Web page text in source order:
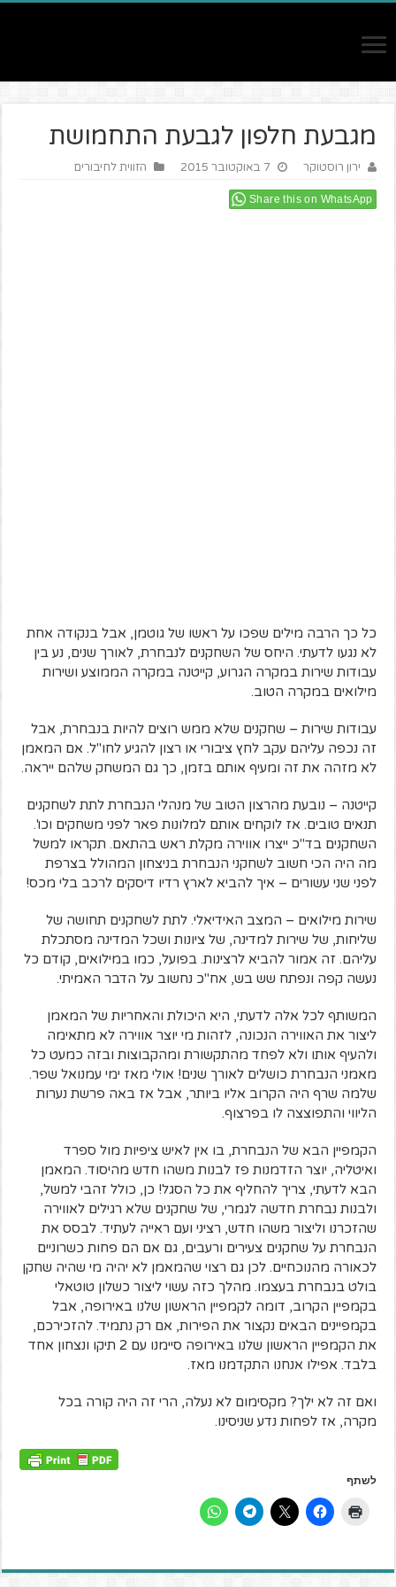
מגבעת חלפון לגבעת התחמושת
ירון רוסטוקר 7 באוקטובר 2015 הזווית לחיבורים
Share this on WhatsApp
כל כך הרבה מילים שפכו על ראשו של גוטמן, אבל בנקודה אחת
לא נגעו לדעתי. היחס של השחקנים לנבחרת, לאורך שנים, נע בין
עבודות שירות במקרה הגרוע, קייטנה במקרה הממוצע ושירות
מילואים במקרה הטוב.
עבודות שירות – שחקנים שלא ממש רוצים להיות בנבחרת, אבל
זה נכפה עליהם עקב לחץ ציבורי או רצון להגיע לחו"ל. אם המאמן
לא מזהה את זה ומעיף אותם בזמן, כך גם המשחק שלהם ייראה.
קייטנה – נובעת מהרצון הטוב של מנהלי הנבחרת לתת לשחקנים
תנאים טובים. אז לוקחים אותם למלונות פאר לפני משחקים וכו'.
השחקנים בד"כ ייצרו אווירה מקלת ראש בהתאם. תקראו למשל
מה היה הכי חשוב לשחקני הנבחרת בניצחון המהולל בצרפת
לפני שני עשורים – איך להביא לארץ רדיו דיסקים לרכב בלי מכס!
שירות מילואים – המצב האידיאלי. לתת לשחקנים תחושה של
שליחות, של שירות למדינה, של ציונות ושכל המדינה מסתכלת
עליהם. זה אמור להביא לרצינות. בפועל, כמו במילואים, קודם כל
נעשה קפה ונפתח שש בש, אח"כ נחשוב על הדבר האמיתי.
המשותף לכל אלה לדעתי, היא היכולת והאחריות של המאמן
ליצור את האווירה הנכונה, לזהות מי יוצר אווירה לא מתאימה
ולהעיף אותו ולא לפחד מהתקשורת ומהקבוצות ובזה כמעט כל
מאמני הנבחרת כושלים לאורך שנים! אולי מאז ימי עמנואל שפר.
שלמה שרף היה הקרוב אליו ביותר, אבל אז באה פרשת נערות
הליווי והתפוצצה לו בפרצוף.
הקמפיין הבא של הנבחרת, בו אין לאיש ציפיות מול ספרד
ואיטליה, יוצר הזדמנות פז לבנות משהו חדש מהיסוד. המאמן
הבא לדעתי, צריך להחליף את כל הסגל! כן, כולל זהבי למשל,
ולבנות נבחרת חדשה לגמרי, של שחקנים שלא רגילים לאווירה
שהזכרנו וליצור משהו חדש, רציני ועם ראייה לעתיד. לבסס את
הנבחרת על שחקנים צעירים ורעבים, גם אם הם פחות כשרוניים
לכאורה מהנוכחיים. לכן גם רצוי שהמאמן לא יהיה מי שהיה שחקן
בולט בנבחרת בעצמו. מהלך כזה עשוי ליצור כשלון טוטאלי
בקמפיין הקרוב, דומה לקמפיין הראשון שלנו באירופה, אבל
בקמפיינים הבאים נקצור את הפירות, אם רק נתמיד. להזכירכם,
את הקמפיין הראשון שלנו באירופה סיימנו עם 2 תיקו ונצחון אחד
בלבד. אפילו אנחנו התקדמנו מאז.
ואם זה לא ילך? מקסימום לא נעלה, הרי זה היה קורה בכל
מקרה, אז לפחות נדע שניסינו.
לשתף